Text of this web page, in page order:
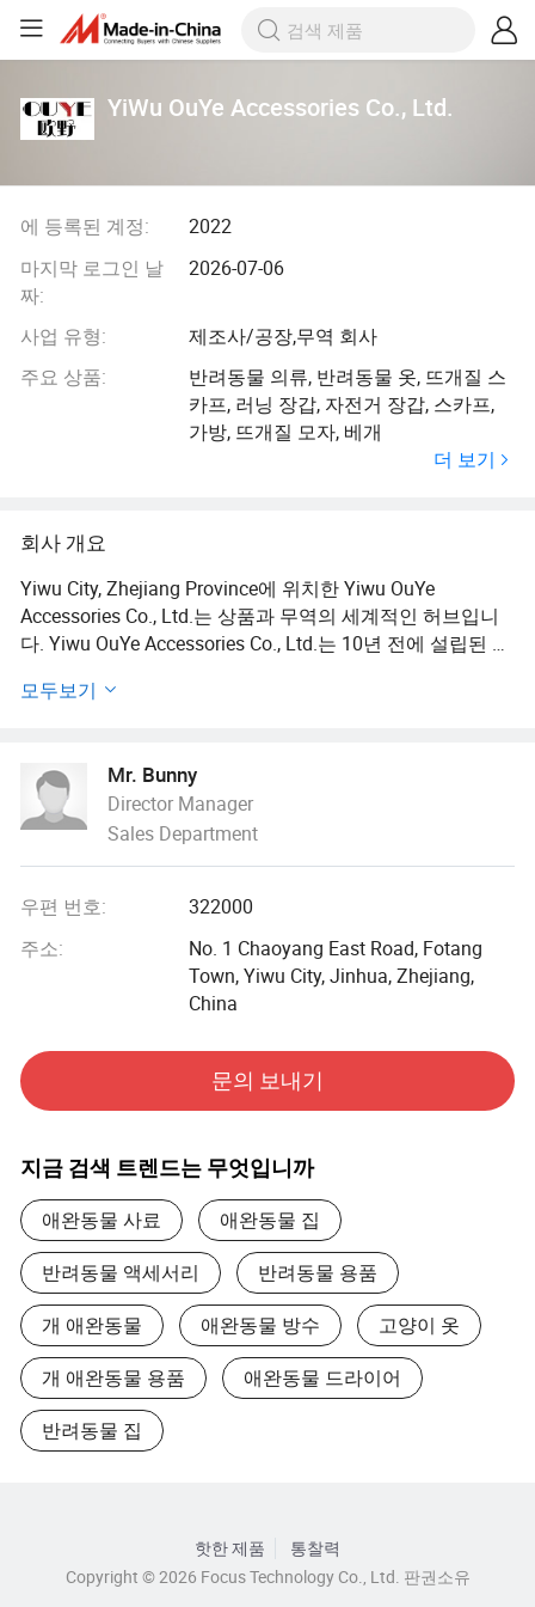
YiWu OuYe Accessories Co., Ltd.
에 등록된 계정:
2022
마지막 로그인 날
짜:
2026-07-06
사업 유형:
제조사/공장,무역 회사
주요 상품:
반려동물 의류, 반려동물 옷, 뜨개질 스
카프, 러닝 장갑, 자전거 장갑, 스카프,
가방, 뜨개질 모자, 베개
더 보기
회사 개요
Yiwu City, Zhejiang Province에 위치한 Yiwu OuYe
Accessories Co., Ltd.는 상품과 무역의 세계적인 허브입니
다. Yiwu OuYe Accessories Co., Ltd.는 10년 전에 설립된 이
공급하는 선두 업체로 부상했습니다. 품질, 혁신, 고객 만족
었습니다.
의류, 애완동물 용품, 장갑, 스카프 등 다양한 제품을 전문적
으로 취급합니다. 모자, 애완용 의류, 베개, 쿠션, 재활용 원
유럽 국가와 미국 시장에서 널리 널리 보급되어 탁월한 품
질, 합리적인 가격, 세심한 서비스로 고객들로부터 높은 찬
부응하기 위해 우리는 신용을 통한 개발, 품질에 따른 생존
이라는 비즈니스 원칙을 고수하고 있습니다. "품질에 대한
우리의 노력은 BSCI, Target 및 Zara 감사를 비롯한 타사 공
우리의 소중한 고객 기반에는 알디, 타겟, 자라, 프로비즈, 레
앤티, 레벨, 도로 표지판 및 REUSCH...
첨단 제조 시설에 고급 기계류와 기술이 적용되어 품질 저
하 없이 효율적인 생산을 가능하게 합니다. 엄격한 생산 프
로토콜을 준수하여 재료 검사부터 최종 포장까지 모든 단계
에서 각 제품이 엄격한 테스트를 거칩니다. 숙련된 장인과
기술자를 보유한 아트라스콥코 팀은 오랜 시간 생산 과정을
거쳐 전통적인 장인 정신과 현대적인 기술을 결합하여 고객
의 기대를 충족하거나 능가하는 제품을 제공합니다.
제공하기 위해 최선을 다하고 있습니다.
모두보기
Mr. Bunny
Director Manager
Sales Department
우편 번호:
322000
주소:
No. 1 Chaoyang East Road, Fotang
Town, Yiwu City, Jinhua, Zhejiang,
China
문의 보내기
지금 검색 트렌드는 무엇입니까
애완동물 사료 애완동물 집
반려동물 액세서리 반려동물 용품
개 애완동물 애완동물 방수 고양이 옷
개 애완동물 용품 애완동물 드라이어
반려동물 집
핫한 제품
통찰력
Copyright © 2026 Focus Technology Co., Ltd. 판권소유